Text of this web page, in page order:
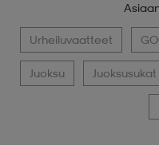
Urheiluvaatteet
Juoksu Juoksusukat